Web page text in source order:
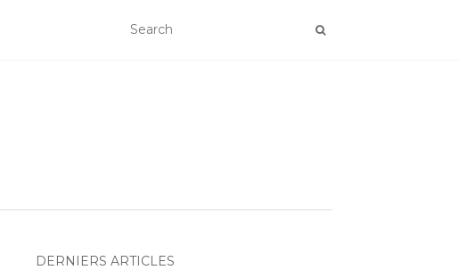
DERNIERS ARTICLES